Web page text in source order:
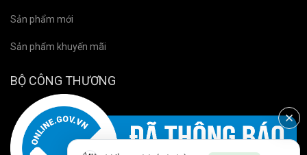
Sản phẩm mới
Sản phẩm khuyến mãi
BỘ CÔNG THƯƠNG